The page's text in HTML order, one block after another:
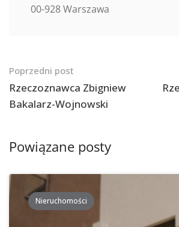
00-928 Warszawa
Nawigacja
po
postach
Poprzedni post
Rzeczoznawca Zbigniew
Bakalarz-Wojnowski
Powiązane posty
Nieruchomości